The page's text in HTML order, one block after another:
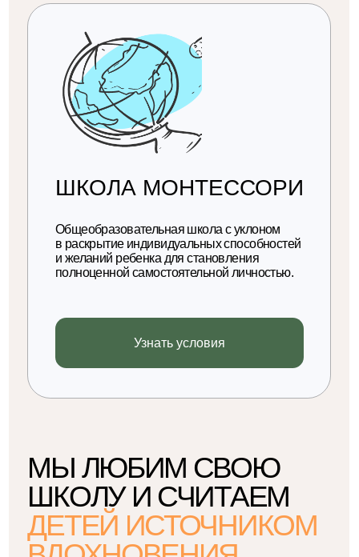
* Нажимая на кнопку, вы даете согласие с типовой политикой
конфиденциальности в отношении обработки персональных данных.
НАШИ
ЛИЦЕНЗИИ